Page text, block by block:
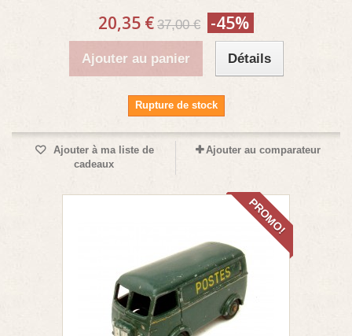
20,35 € 37,00 € -45%
Ajouter au panier Détails
Rupture de stock
Ajouter à ma liste de
cadeaux
Ajouter au comparateur
PROMO!